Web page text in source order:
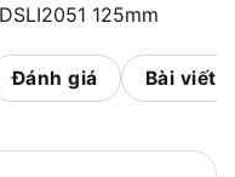
125mm
Đánh giá Bài viết